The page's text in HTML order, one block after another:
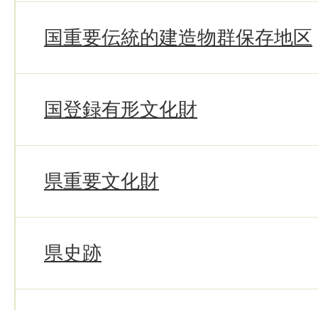
国重要伝統的建造物群保存地区
国登録有形文化財
県重要文化財
県史跡